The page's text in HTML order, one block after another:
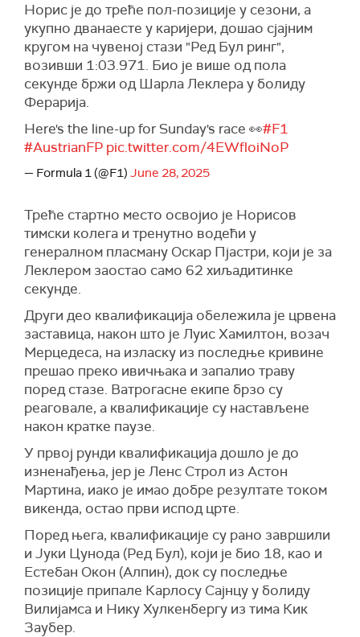
Норис је до треће пол-позиције у сезони, а
укупно дванаесте у каријери, дошао сјајним
кругом на чувеној стази "Ред Бул ринг",
возивши 1:03.971. Био је више од пола
секунде бржи од Шарла Леклера у болиду
Ферарија.
Here's the line-up for Sunday's race 👀#F1
#AustrianFP pic.twitter.com/4EWfloiNoP
— Formula 1 (@F1) June 28, 2025
Треће стартно место освојио је Норисов
тимски колега и тренутно водећи у
генералном пласману Оскар Пјастри, који је за
Леклером заостао само 62 хиљадитинке
секунде.
Други део квалификација обележила је црвена
заставица, након што је Луис Хамилтон, возач
Мерцедеса, на изласку из последње кривине
прешао преко ивичњака и запалио траву
поред стазе. Ватрогасне екипе брзо су
реаговале, а квалификације су настављене
након кратке паузе.
У првој рунди квалификација дошло је до
изненађења, јер је Ленс Строл из Астон
Мартина, иако је имао добре резултате током
викенда, остао први испод црте.
Поред њега, квалификације су рано завршили
и Јуки Цунода (Ред Бул), који је био 18, као и
Естебан Окон (Алпин), док су последње
позиције припале Карлосу Сајнцу у болиду
Вилијамса и Нику Хулкенбергу из тима Кик
Заубер.